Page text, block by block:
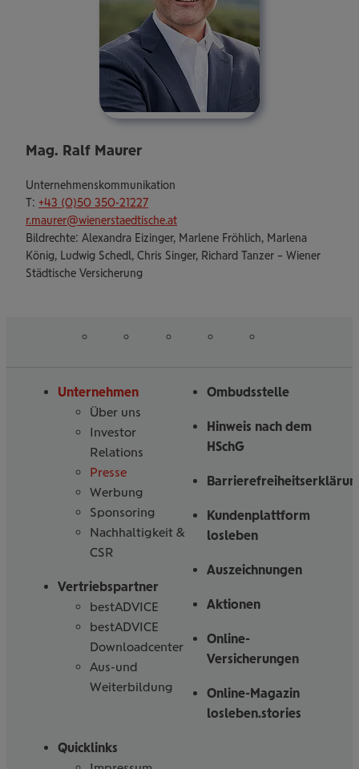
Mag. Ralf Maurer
Unternehmenskommunikation
T: +43 (0)50 350-21227
r.maurer@wienerstaedtische.at
Bildrechte: Alexandra Eizinger, Marlene Fröhlich, Marlena
König, Ludwig Schedl, Chris Singer, Richard Tanzer – Wiener
Städtische Versicherung
Unternehmen
Über uns
Investor
Relations
Presse
Werbung
Sponsoring
Nachhaltigkeit &
CSR
Vertriebspartner
bestADVICE
bestADVICE
Downloadcenter
Aus-und
Weiterbildung
Ombudsstelle
Hinweis nach dem
HSchG
Kundenplattform
losleben
Auszeichnungen
Aktionen
Online-
Versicherungen
Online-Magazin
losleben.stories
Quicklinks
uns